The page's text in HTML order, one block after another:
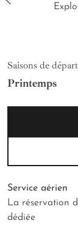
Saisons de
Printemps
Service aérien
La réservation
dédiée